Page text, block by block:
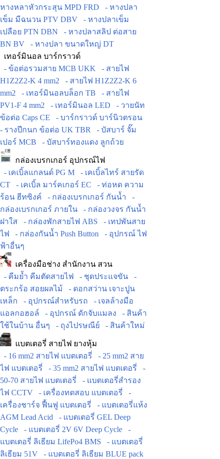
หางหลาหัวกระสุน MPD FRD
- หางปลา
เข็ม มีฉนวน PTV DBV
- หางปลาเข็ม
เปลือย PTN DBN
- หางปลาสลิป ต่อสาย
BN BV
- หางปลา ขนาดใหญ่ DT
เทอร์มินอล บาร์กราวด์
- ข้อต่อรวมสาย MCB UKK
- สายไฟ
H1Z2Z2-K 4 mm2
- สายไฟ H1Z2Z2-K 6
mm2
- เทอร์มินอลบล็อก TB
- สายไฟ
PV1-F 4 mm2
- เทอร์มินอล LED
- วายนัท
ข้อต่อ Caps CE
- บาร์กราวด์ บาร์นิวตรอน
- รางปีกนก ข้อต่อ UK TBR
- บัสบาร์ จั๊ม
เปอร์ MCB
- บัสบาร์ทองแดง ลูกถ้วย
กล่องเบรกเกอร์ อุปกรณ์ไฟ
- เคเบิ้ลแกลนด์ PG M
- เคเบิ้ลไทร์ สายรัด
CT
- เคเบิ้ล มาร์คเกอร์ EC
- ท่อหด ความ
ร้อน ฮีทซิงค์
- กล่องเบรกเกอร์ กันน้ำ
-
กล่องเบรกเกอร์ ภายใน
- กล่องวงจร กันน้ำ
ฝาใส
- กล่องพักสายไฟ ABS
- เทปพันสาย
ไฟ
- กล่องกันน้ำ Push Button
- อุปกรณ์ ไฟ
ฟ้าอื่นๆ
เครื่องมือช่าง สำนักงาน สวน
- คีมย้ำ คีมตัดสายไฟ
- ชุดประแจขัน
-
ตระกร้อ สอยผลไม้
- ดอกสว่าน เจาะปูน
เหล็ก
- อุปกรณ์สำหรับรถ
- เจลล้างมือ
แอลกอฮอล์
- อุปกรณ์ ดักจับแมลง
- สินค้า
ใช้ในบ้าน อื่นๆ
- ถุงไปรษณีย์ - สินค้าใหม่
แบตเตอรี่ สายไฟ ยางหุ้ม
- 16 mm2 สายไฟ แบตเตอรี่
- 25 mm2 สาย
ไฟ แบตเตอรี่
- 35 mm2 สายไฟ แบตเตอรี่
-
50-70 สายไฟ แบตเตอรี่
- แบตเตอรี่สำรอง
ไฟ CCTV
- เครื่องทดสอบ แบตเตอรี่
-
เครื่องชาร์จ ฟื้นฟู แบตเตอรี่
- แบตเตอรี่แห้ง
AGM Lead Acid
- แบตเตอรี่ GEL Deep
Cycle
- แบตเตอรี่ 2V 6V Deep Cycle
-
แบตเตอรี่ ลิเธียม LifePo4 BMS
- แบตเตอรี่
ลิเธียม 51V
- แบตเตอรี่ ลิเธียม BLUE pack